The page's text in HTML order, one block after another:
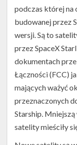
podczas której na
budowanej przez
wersji. Są to
przez SpaceX
dokumentach
Łączności (FCC)
mających ważyć
przeznaczonych
Starship.
satelity mieściły